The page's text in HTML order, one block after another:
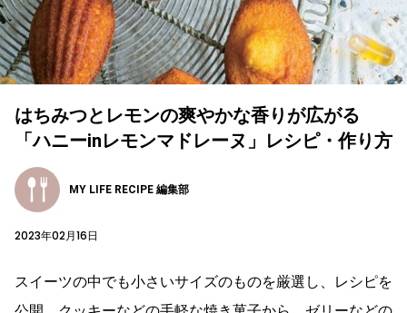
はちみつとレモンの爽やかな香りが広がる
「ハニーinレモンマドレーヌ」レシピ・作り方
MY LIFE RECIPE 編集部
2023年02月16日
スイーツの中でも小さいサイズのものを厳選し、レシピを